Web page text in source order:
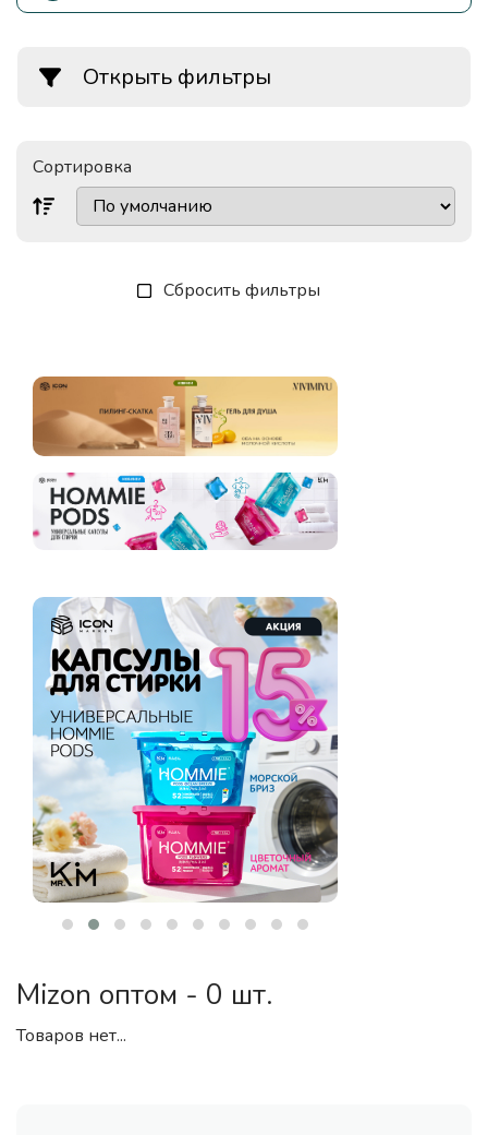
Открыть фильтры
Сортировка
Сбросить фильтры
Mizon оптом - 0 шт.
Товаров нет...